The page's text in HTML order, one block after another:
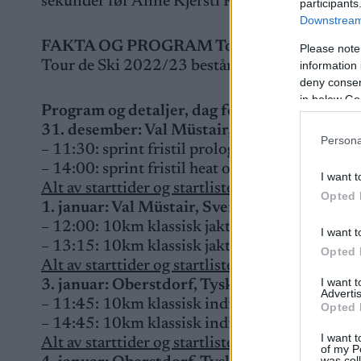
Please
information
deny
in below
I want
Opted
I want
Opted
I want
Opted
I want
of my
FAKTA OG PROGRAM Tour de Ski 2023
Tour de Ski 2022/23 består av sju etapper på
Program og detaljer, dag for dag
31. desember: Val Müstair, Sveits, sprint
– 11:30: sprint fristil prolog, kvinner og menn
– 14:00: sprint fristil heat og finer, kvinner og
Alt av starttider og startlister, resultater og
1. januar: Val Müstair, Sveits, 10km klassisk
– 12:00: 10km klassisk jaktstart, kvinner
– 13:15: 10km klassisk jaktstart, menn
Alt av starttider og startlister, resultater og
3. januar: Oberstdorf, Tyskland, 10km
– 11:45: 10km klassisk individuell start,
– 14:45: 10km klassisk individuell start,
Alt av starttider og startlister, resultater og